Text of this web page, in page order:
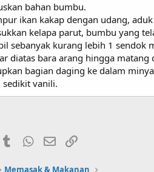
bahan bumbu.
ikan kakap dengan udang,
kelapa parut, bumbu yang
sebanyak kurang lebih 1 sendok
diatas bara arang hingga matang
bagian daging ke dalam
sedikit vanili.
TumblrWhatsApp
Email
Memasak & Makanan